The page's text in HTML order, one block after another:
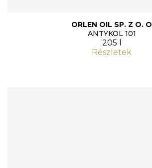
ORLEN OIL SP. Z O. O
ANTYKOL 101
205 l
Részletek